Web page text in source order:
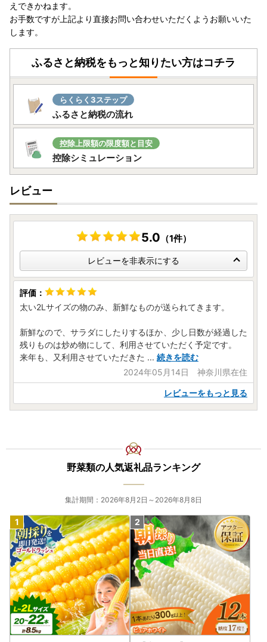
えできかねます。
お手数ですが上記より直接お問い合わせいただくようお願いいた
します。
ふるさと納税をもっと知りたい方はコチラ
らくらく3ステップ
ふるさと納税の流れ
控除上限額の限度額と目安
控除シミュレーション
レビュー
5.0 （1件）
レビューを非表示にする
太い2Lサイズの物のみ、新鮮なものが送られてきます。
新鮮なので、サラダにしたりするほか、少し日数が経過した
残りものは炒め物にして、利用させていただく予定です。
来年も、又利用させていただきた ... 続きを読む
2024年05月14日 神奈川県在住
レビューをもっと見る
野菜類の人気返礼品ランキング
集計期間：2026年8月2日～2026年8月8日